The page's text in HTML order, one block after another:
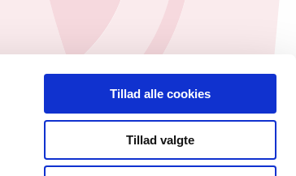
Tillad alle cookies
Tillad valgte
EAN: 5790002647390 Facebook